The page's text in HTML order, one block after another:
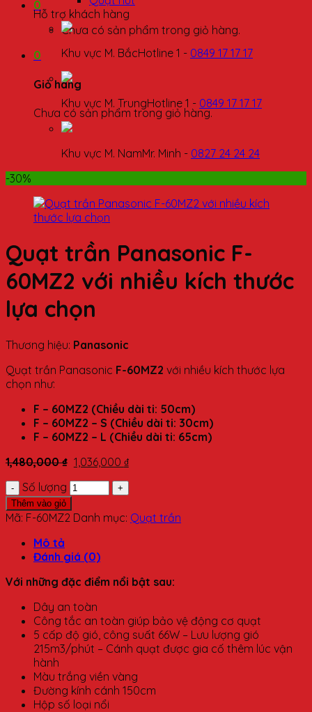
0
Chưa có sản phẩm trong giỏ hàng.
0
Giỏ hàng
Chưa có sản phẩm trong giỏ hàng.
Hỗ trợ khách hàng
Khu vực M. BắcHotline 1 - 0849 17 17 17
Khu vực M. TrungHotline 1 - 0849 17 17 17
Khu vực M. NamMr. Minh - 0827 24 24 24
-30%
Quạt trần Panasonic F-
60MZ2 với nhiều kích thước
lựa chọn
Thương hiệu: Panasonic
Quạt trần Panasonic F-60MZ2 với nhiều kích thước lựa
chọn như:
F – 60MZ2 (Chiều dài ti: 50cm)
F – 60MZ2 – S (Chiều dài ti: 30cm)
F – 60MZ2 – L (Chiều dài ti: 65cm)
1,480,000₫ 1,036,000 ₫
Số lượng
Thêm vào giỏ
Mã: F-60MZ2 Danh mục: Quạt trần
Mô tả
Đánh giá (0)
Với những đặc điểm nổi bật sau:
Dây an toàn
Công tắc an toàn giúp bảo vệ động cơ quạt
5 cấp độ gió, công suất 66W – Lưu lượng gió
215m3/phút – Cánh quạt được gia cố thêm lúc vận
hành
Màu trắng viền vàng
Đường kính cánh 150cm
Hộp số loại nổi